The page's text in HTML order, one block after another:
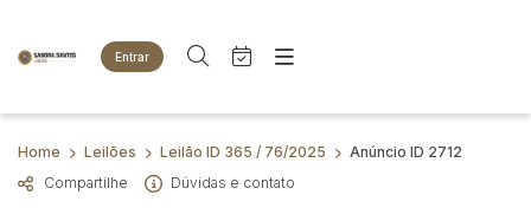
Entrar
Criar conta Entrar
Site
Agenda
Quem Somos
Busca por palavra-chave
Quem Somos
Home Leilões Leilão ID 365 / 76/2025
Anúncio ID 2712
Compartilhe
Dúvidas e contato